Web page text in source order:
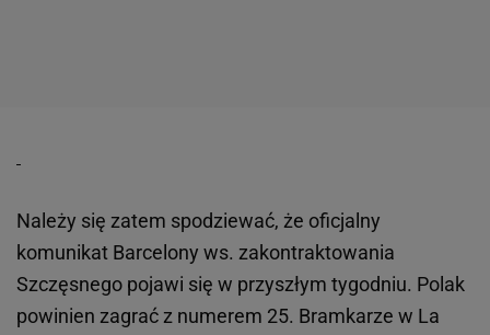
Należy się zatem spodziewać, że oficjalny
komunikat Barcelony ws. zakontraktowania
Szczęsnego pojawi się w przyszłym tygodniu. Polak
powinien zagrać z numerem 25. Bramkarze w La